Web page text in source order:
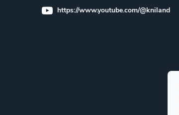
https://www.youtube.com/@kniland